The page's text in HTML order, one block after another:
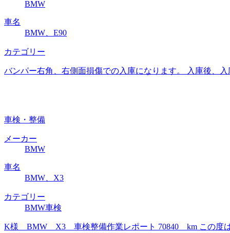
BMW
車名
BMW、E90
カテゴリー
バンパー右角、右側面損傷での入庫になります。 入庫後、
車検・整備
メーカー
BMW
車名
BMW、X3
カテゴリー
BMW車検
K様 BMW X3 車検整備作業レポート 70840 km この度は